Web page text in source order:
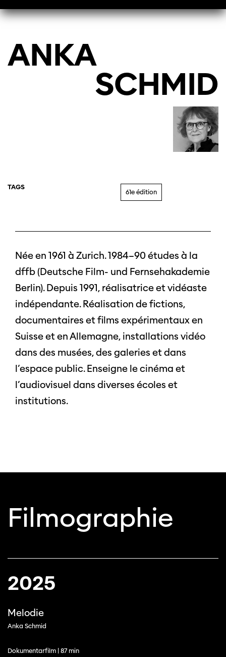
ANKA
SCHMID
TAGS
61e édition
Née en 1961 à Zurich. 1984–90 études à la
dffb (Deutsche Film- und Fernsehakademie
Berlin). Depuis 1991, réalisatrice et vidéaste
indépendante. Réalisation de fictions,
documentaires et films expérimentaux en
Suisse et en Allemagne, installations vidéo
dans des musées, des galeries et dans
l’espace public. Enseigne le cinéma et
l’audiovisuel dans diverses écoles et
institutions.
Filmographie
2025
Melodie
Anka Schmid
Dokumentarfilm | 87 min